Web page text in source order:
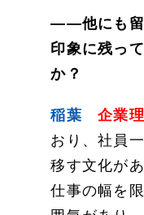
——他にも留
印象に残っ
か？
稲葉 企業
おり、社員
移す文化が
仕事の幅を